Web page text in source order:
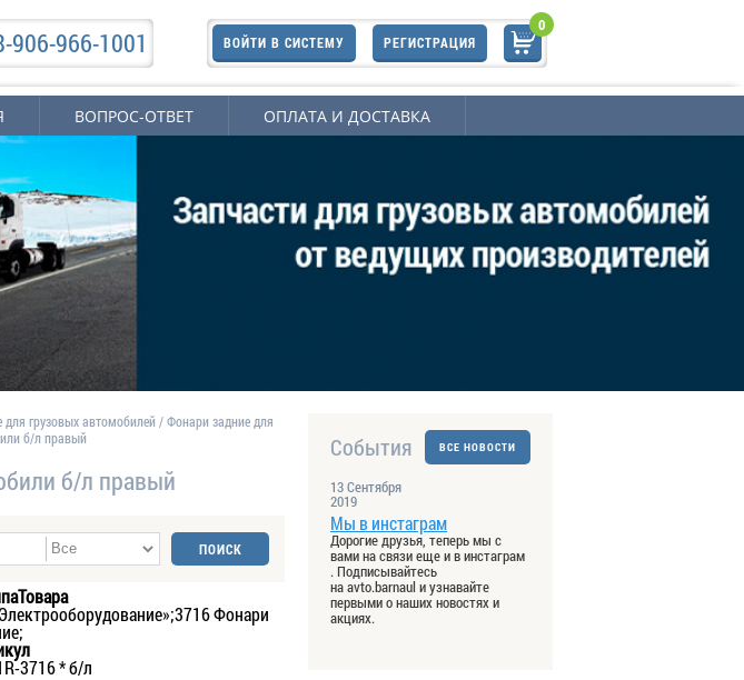
906-966-1001
0
ВОЙТИ В СИСТЕМУ РЕГИСТРАЦИЯ
ВОПРОС-ОТВЕТ ОПЛАТА И ДОСТАВКА
ВСЕ НОВОСТИ
События
13 Сентября
2019
Мы в инстаграм
Дорогие друзья, теперь мы с
вами на связи еще и в инстаграм
. Подписывайтесь
на avto.barnaul и узнавайте
первыми о наших новостях и
акциях.
грузовых автомобилей /Фонари задние для
б/л правый
б/л правый
Фонари
3716 * б/л